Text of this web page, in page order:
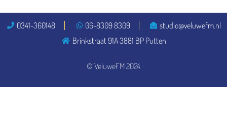
© VeluweFM 2024
0341-360148 06-8309 8309
studio@veluwefm.nl
Brinkstraat 91A 3881 BP Putten